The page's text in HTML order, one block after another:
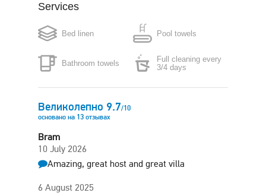
Coffee maker
Microwave Washing machine
Iron Hair-dryer
Barbecue
Services
Bed linen
Bathroom towels
Pool towels
Full cleaning every
3/4 days
Великолепно 9.7/10
основано на 13 отзывах
Bram
10 July 2026
Amazing, great host and great villa
6 August 2025